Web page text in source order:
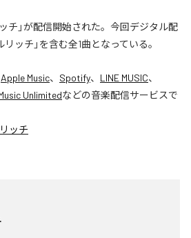
チ」が配信開始された。今回デジタル配
ッチ」を含む全1曲となっている。
Apple Music、 Spotify、 LINE MUSIC、
Unlimitedなどの音楽配信サービスで
ッチ